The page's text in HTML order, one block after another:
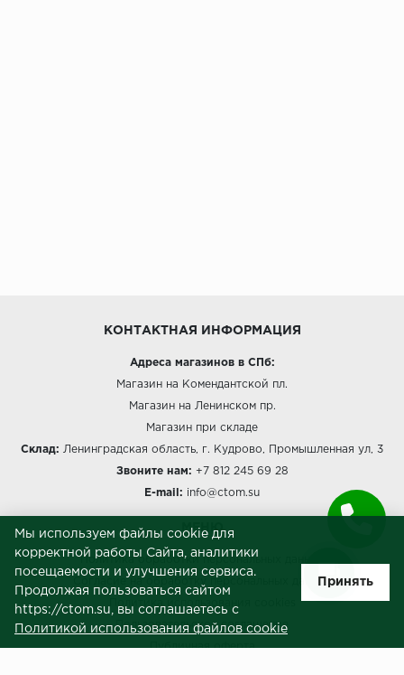
КОНТАКТНАЯ ИНФОРМАЦИЯ
Адреса магазинов в СПб:
Магазин на Комендантской пл.
Магазин на Ленинском пр.
Магазин при складе
Склад: Ленинградская область, г. Кудрово, Промышленная ул, 3
Звоните нам: +7 812 245 69 28
E-mail: info@ctom.su
МЕНЮ
Политика обработки персональных данных
Согласие на обработку персональных данных
Пользовательское соглашение
Публичная оферта
Мы используем файлы cookie для
корректной работы Сайта, аналитики
посещаемости и улучшения сервиса.
Продолжая пользоваться сайтом
https://ctom.su, вы соглашаетесь с
Политикой использования файлов cookie
Принять